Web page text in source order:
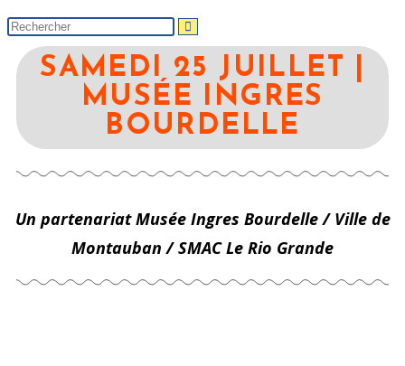
SAMEDI 25 JUILLET |
MUSÉE INGRES
BOURDELLE
Un partenariat Musée Ingres Bourdelle / Ville de
Montauban / SMAC Le Rio Grande